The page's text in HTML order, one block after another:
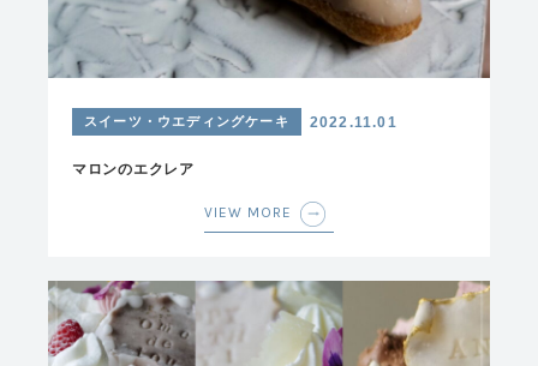
スイーツ・ウエディングケーキ 2022.11.01
マロンのエクレア
VIEW MORE